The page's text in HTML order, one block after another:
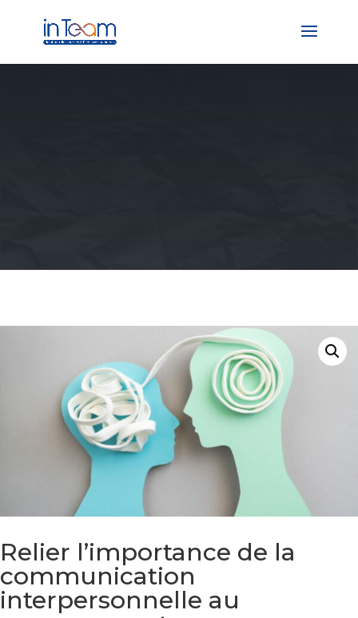
Relier l’importance de la
communication
interpersonnelle au